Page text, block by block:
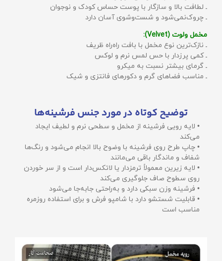
ـ لطافت بالا و سازگار با پوست حساس کودک و نوجوان
ـ چروک‌نمی‌شود و شست‌وشوی آسان دارد
مخمل ولوت (Velvet):
ـ نازک‌ترین نوع مخمل با بافت راه‌راه ظریف
ـ کمی پرزدار با حس لمس نرم و لوکس
ـ گرمای بیشتر نسبت به میکرو
ـ مناسب فضاهای گرم و دکورهای فانتزی و شیک
توضیح کوتاه در مورد جنس فرشینه‌ها
• لایه رویی فرشینه از مخمل و سطحی نرم و لطیف ایجاد
می‌کند
• چاپ طرح روی فرشینه با وضوح بالا انجام می‌شود و رنگ‌ها
شفاف و ماندگار باقی می‌مانند
• لایه زیرین معمولاً ترمزدار یا لاتکس‌دار است و از سر خوردن
روی سطوح صاف جلوگیری می‌کند
• فرشینه وزن سبکی دارد و به‌راحتی جابه‌جا می‌شود
• قابلیت شستشو دارد با شامپو فرش و برای استفاده روزمره
مناسب است